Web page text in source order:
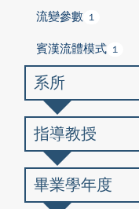
流變參數 1
賓漢流體模式 1
系所
指導教授
畢業學年度